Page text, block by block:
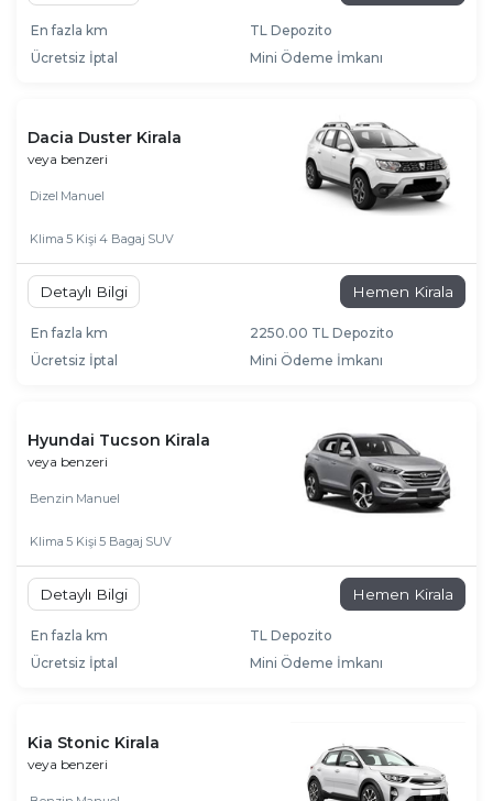
En fazla km
TL Depozito
Ücretsiz İptal
Mini Ödeme İmkanı
Dacia Duster Kirala
veya benzeri
Dizel Manuel
Klima 5 Kişi 4 Bagaj SUV
Detaylı Bilgi Hemen Kirala
En fazla km
2250.00 TL Depozito
Ücretsiz İptal
Mini Ödeme İmkanı
Hyundai Tucson Kirala
veya benzeri
Benzin Manuel
Klima 5 Kişi 5 Bagaj SUV
Detaylı Bilgi Hemen Kirala
En fazla km
TL Depozito
Ücretsiz İptal
Mini Ödeme İmkanı
Kia Stonic Kirala
veya benzeri